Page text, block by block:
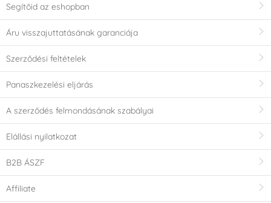
Segítőid az eshopban
Áru visszajuttatásának garanciája
Szerződési feltételek
Panaszkezelési eljárás
A szerződés felmondásának szabályai
Elállási nyilatkozat
B2B ÁSZF
Affiliate